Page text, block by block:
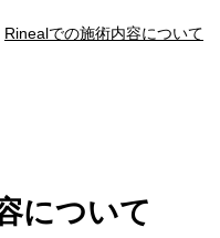
Rinealでの施術内容について
について